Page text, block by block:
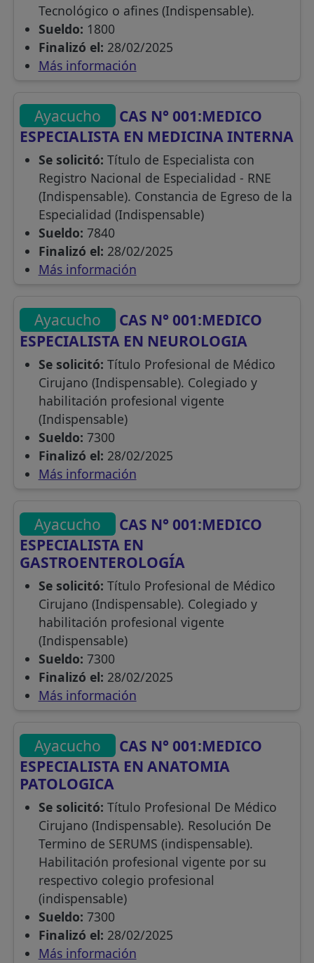
Tecnológico o afines (Indispensable).
Sueldo: 1800
Finalizó el: 28/02/2025
Más información
Ayacucho
CAS N° 001:MEDICO
ESPECIALISTA EN MEDICINA INTERNA
Se solicitó: Título de Especialista con
Registro Nacional de Especialidad - RNE
(Indispensable). Constancia de Egreso de la
Especialidad (Indispensable)
Sueldo: 7840
Finalizó el: 28/02/2025
Más información
Ayacucho
CAS N° 001:MEDICO
ESPECIALISTA EN NEUROLOGIA
Se solicitó: Título Profesional de Médico
Cirujano (Indispensable). Colegiado y
habilitación profesional vigente
(Indispensable)
Sueldo: 7300
Finalizó el: 28/02/2025
Más información
Ayacucho
CAS N° 001:MEDICO
ESPECIALISTA EN
GASTROENTEROLOGÍA
Se solicitó: Título Profesional de Médico
Cirujano (Indispensable). Colegiado y
habilitación profesional vigente
(Indispensable)
Sueldo: 7300
Finalizó el: 28/02/2025
Más información
Ayacucho
CAS N° 001:MEDICO
ESPECIALISTA EN ANATOMIA
PATOLOGICA
Se solicitó: Título Profesional De Médico
Cirujano (Indispensable). Resolución De
Termino de SERUMS (indispensable).
Habilitación profesional vigente por su
respectivo colegio profesional
(indispensable)
Sueldo: 7300
Finalizó el: 28/02/2025
Más información